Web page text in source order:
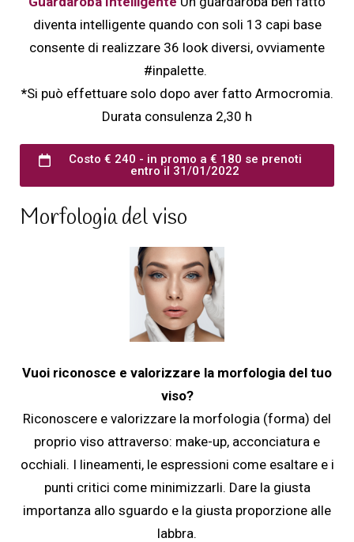
diventa intelligente quando con soli 13 capi base
consente di realizzare 36 look diversi, ovviamente
#inpalette.
*Si può effettuare solo dopo aver fatto Armocromia.
Durata consulenza 2,30 h
Costo € 240 - in promo a € 180 se prenoti
entro il 31/01/2022
Morfologia del viso
Vuoi riconosce e valorizzare la morfologia del tuo
viso?
Riconoscere e valorizzare la morfologia (forma) del
proprio viso attraverso: make-up, acconciatura e
occhiali. I lineamenti, le espressioni come esaltare e i
punti critici come minimizzarli. Dare la giusta
importanza allo sguardo e la giusta proporzione alle
labbra.